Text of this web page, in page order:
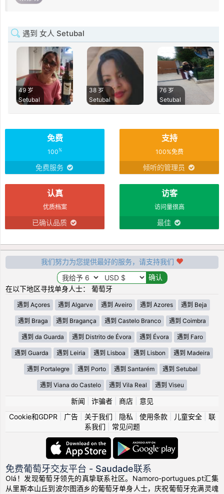
遇到 女人 Setubal
49 岁
Setubal
38 岁
Setubal
76 岁
Setubal
免费
100%
免费服务
支持
100%免费
倾听的管理员
认真
优质档案
已确认品质
访客
访问量很高
最佳
我们努力为您提供最好的服务，请支持我们
在以下地区寻找单身人士： 葡萄牙
遇到 Açores 遇到 Algarve 遇到 Aveiro 遇到 Azores 遇到 Beja
遇到 Braga 遇到 Bragança 遇到 Castelo Branco 遇到 Coimbra
遇到 da Guarda 遇到 Distrito de Évora 遇到 Évora 遇到 Faro
遇到 Guarda 遇到 Leiria 遇到 Lisboa 遇到 Lisbon 遇到 Madeira
遇到 Portalegre 遇到 Porto 遇到 Santarém 遇到 Setubal
遇到 Viana do Castelo 遇到 Vila Real 遇到 Viseu
新闻 诈骗者| 商店| 意见
Cookie和GDPR
广告| 关于我们 隐私 使用条款| 儿童安全| 联
系我们
常见问题
免费葡萄牙交友平台 - Saudade联系
Olá！发现葡萄牙领先的真挚联系社区。Namoro-portugues.pt汇集
从里斯本山丘到波尔图酒乡的葡萄牙单身人士，庆祝葡萄牙充满灵魂